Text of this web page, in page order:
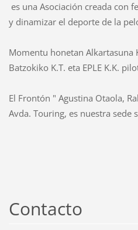
es una Asociación creada con
y dinamizar el deporte de la
Momentu honetan Alkartasuna
Batzokiko K.T. eta EPLE K.K.
El Frontón " Agustina Otaola,
Avda. Touring, es nuestra sede
Contacto